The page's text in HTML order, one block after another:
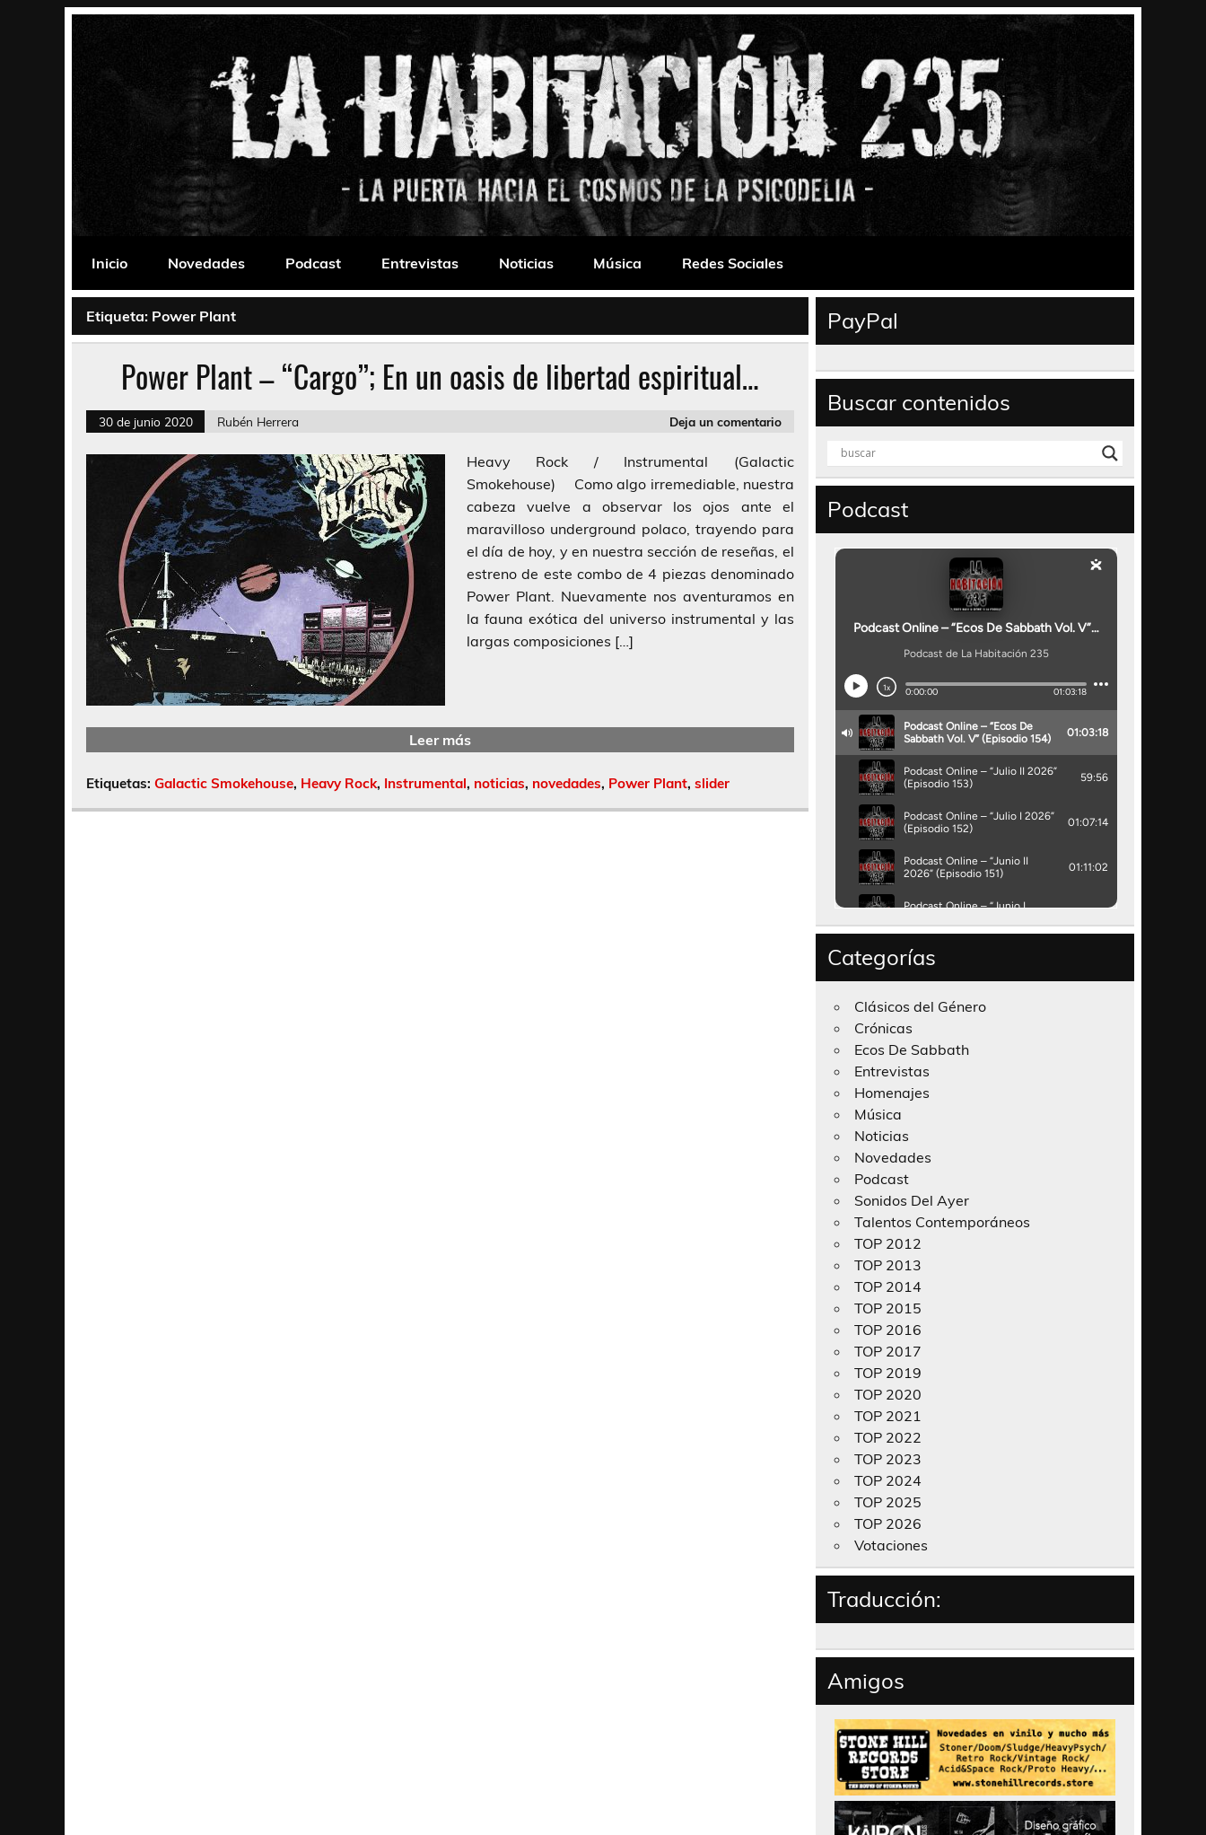
La Habitación 235
Inicio
Novedades Podcast Entrevistas Noticias Música Redes Sociales
Etiqueta: Power Plant
Power Plant – “Cargo”; En un oasis de libertad espiritual…
30 de junio 2020 Rubén Herrera Deja un comentario
Heavy Rock / Instrumental (Galactic
Smokehouse) Como algo irremediable, nuestra
cabeza vuelve a observar los ojos ante el
maravilloso underground polaco, trayendo para
el día de hoy, y en nuestra sección de reseñas, el
estreno de este combo de 4 piezas denominado
Power Plant. Nuevamente nos aventuramos en
la fauna exótica del universo instrumental y las
largas composiciones […]
Leer más
Etiquetas: Galactic Smokehouse, Heavy Rock, Instrumental, noticias, novedades, Power Plant, slider
PayPal
Buscar contenidos
Podcast
Categorías
Clásicos del Género
Crónicas
Ecos De Sabbath
Entrevistas
Homenajes
Música
Noticias
Novedades
Podcast
Sonidos Del Ayer
Talentos Contemporáneos
TOP 2012
TOP 2013
TOP 2014
TOP 2015
TOP 2016
TOP 2017
TOP 2019
TOP 2020
TOP 2021
TOP 2022
TOP 2023
TOP 2024
TOP 2025
TOP 2026
Votaciones
Traducción:
Amigos